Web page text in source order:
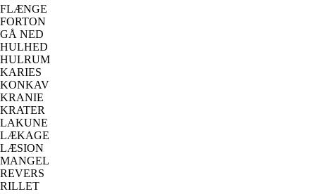
FLÆNGE
FORTON
GÅ NED
HULHED
HULRUM
KARIES
KONKAV
KRANIE
KRATER
LAKUNE
LÆKAGE
LÆSION
MANGEL
REVERS
RILLET